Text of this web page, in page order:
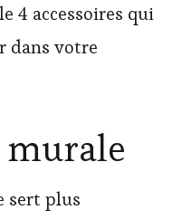
4 accessoires qui
dans votre
murale
sert plus